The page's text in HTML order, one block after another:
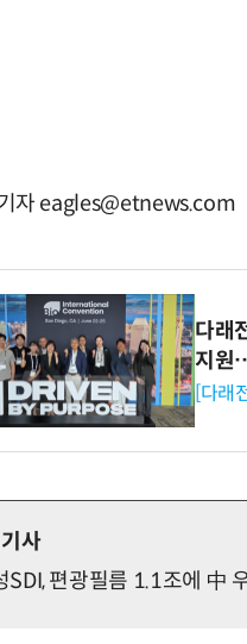
자 eagles@etnews.com
다래
지원
[다래
사
SDI, 편광필름 1.1조에 中